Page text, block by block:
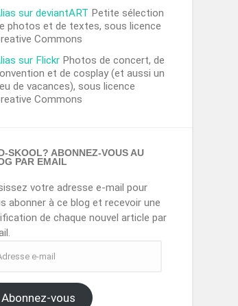
sur deviantART Petite sélection
photos et de textes, sous licence
Commons
sur Flickr Photos de concert, de
et de cosplay (et aussi un
de vacances), sous licence
Commons
SKOOL? ABONNEZ-VOUS AU
PAR EMAIL
votre adresse e-mail pour
abonner à ce blog et recevoir une
de chaque nouvel article par
Abonnez-vous